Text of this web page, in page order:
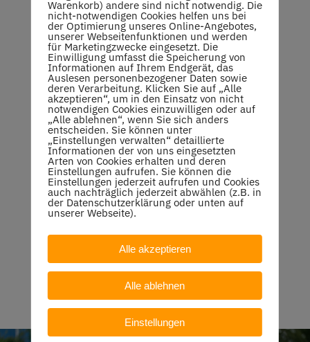
kochen. Luigi will erst mit einer
kleineren italienisch/deutschen
Speisekarte anfangen und wird sie dann
mit der Zeit erweitern.
Wir wünschen Luigi einen guten Start bei
uns und möchten alle auffordern ihn zu
unterstützen.
Sportliche Grüße und einen guten
Warenkorb) andere sind nicht notwendig. Die
nicht-notwendigen Cookies helfen uns bei
der Optimierung unseres Online-Angebotes,
unserer Webseitenfunktionen und werden
für Marketingzwecke eingesetzt. Die
Einwilligung umfasst die Speicherung von
Informationen auf Ihrem Endgerät, das
Auslesen personenbezogener Daten sowie
deren Verarbeitung. Klicken Sie auf „Alle
akzeptieren“, um in den Einsatz von nicht
notwendigen Cookies einzuwilligen oder auf
„Alle ablehnen“, wenn Sie sich anders
entscheiden. Sie können unter
„Einstellungen verwalten“ detaillierte
Informationen der von uns eingesetzten
Arten von Cookies erhalten und deren
Einstellungen aufrufen. Sie können die
Einstellungen jederzeit aufrufen und Cookies
auch nachträglich jederzeit abwählen (z.B. in
der Datenschutzerklärung oder unten auf
unserer Webseite).
Alle akzeptieren
Alle ablehnen
Einstellungen